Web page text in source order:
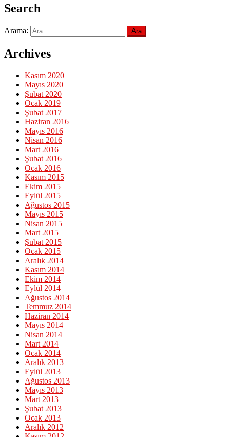
Search
Arama:
Archives
Kasım 2020
Mayıs 2020
Şubat 2020
Ocak 2019
Şubat 2017
Haziran 2016
Mayıs 2016
Nisan 2016
Mart 2016
Şubat 2016
Ocak 2016
Kasım 2015
Ekim 2015
Eylül 2015
Ağustos 2015
Mayıs 2015
Nisan 2015
Mart 2015
Şubat 2015
Ocak 2015
Aralık 2014
Kasım 2014
Ekim 2014
Eylül 2014
Ağustos 2014
Temmuz 2014
Haziran 2014
Mayıs 2014
Nisan 2014
Mart 2014
Ocak 2014
Aralık 2013
Eylül 2013
Ağustos 2013
Mayıs 2013
Mart 2013
Şubat 2013
Ocak 2013
Aralık 2012